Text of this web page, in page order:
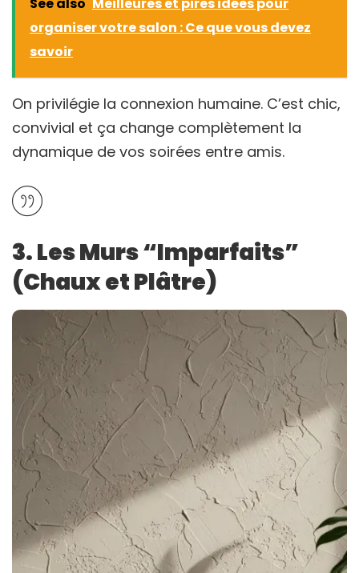
organiser votre salon : Ce que vous devez
savoir
On privilégie la connexion humaine. C’est chic,
convivial et ça change complètement la
dynamique de vos soirées entre amis.
3. Les Murs “Imparfaits”
(Chaux et Plâtre)